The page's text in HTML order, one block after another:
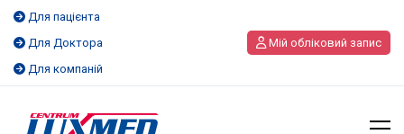
Для пацієнта
Для Доктора
Для компаній
Мій обліковий запис